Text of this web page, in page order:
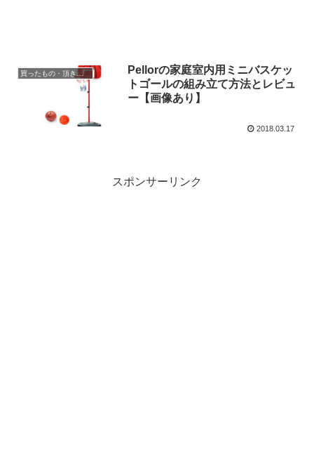
買ったもの・頂きもの
Pellorの家庭室内用ミニバスケッ
トゴールの組み立て方法とレビュ
ー【画像あり】
2018.03.17
スポンサーリンク